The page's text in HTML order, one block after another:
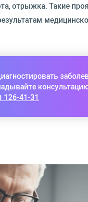
отрыжка. Такие
126-41-31